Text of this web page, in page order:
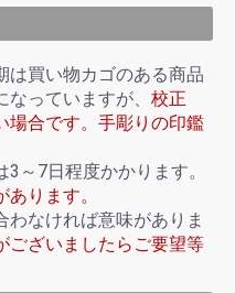
は買い物カゴのある商品
っていますが、 校正
場合です。手彫りの印鑑
～7日程度かかります。
ります。
わなければ意味がありま
ございましたらご要望等